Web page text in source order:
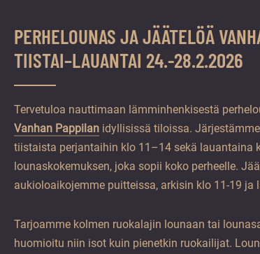
PERHELOUNAS JA JÄÄTELÖÄ
TIISTAI–LAUANTAI 24.-28.2.2026
Tervetuloa nauttimaan lämminhenkisestä
Vanhan Pappilan idyllisissä tiloissa.
tiistaista perjantaihin klo 11–14 sekä lauantaina
lounaskokemuksen, joka sopii koko perheelle.
aukioloaikojemme puitteissa, arkisin klo 11-19 ja
Tarjoamme kolmen ruokalajin lounaan tai
huomioitu niin isot kuin pienetkin ruokailijat.